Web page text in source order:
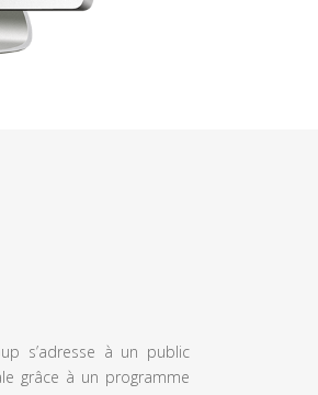
s’adresse à un public
grâce à un programme